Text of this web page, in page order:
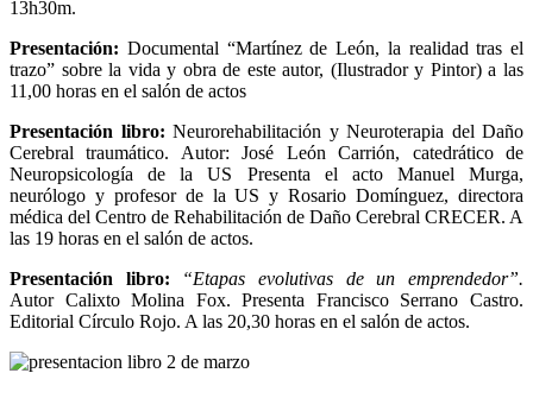
13h30m.
Presentación: Documental “Martínez de León, la realidad tras el
trazo” sobre la vida y obra de este autor, (Ilustrador y Pintor) a las
11,00 horas en el salón de actos
Presentación libro: Neurorehabilitación y Neuroterapia del Daño
Cerebral traumático. Autor: José León Carrión, catedrático de
Neuropsicología de la US Presenta el acto Manuel Murga,
neurólogo y profesor de la US y Rosario Domínguez, directora
médica del Centro de Rehabilitación de Daño Cerebral CRECER. A
las 19 horas en el salón de actos.
Presentación libro: “Etapas evolutivas de un emprendedor”.
Autor Calixto Molina Fox. Presenta Francisco Serrano Castro.
Editorial Círculo Rojo. A las 20,30 horas en el salón de actos.